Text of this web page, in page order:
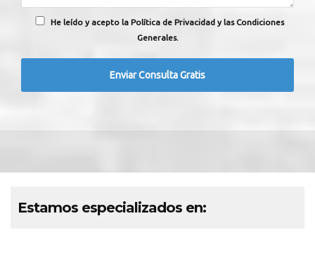
He leído y acepto la Política de Privacidad y las Condiciones
Generales.
Estamos especializados en: